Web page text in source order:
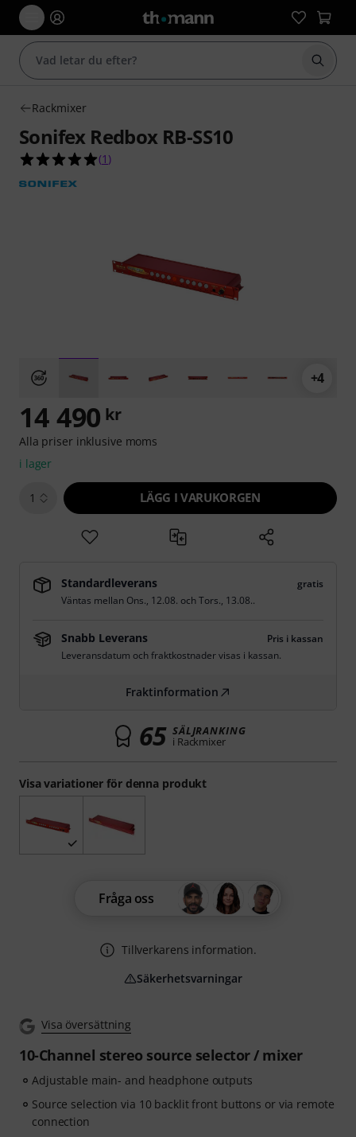
Börja
Rackmixer
Sonifex Redbox RB-SS10
5.0 av 5 stjärnor från 1 kundbetyg
(1 )
+4
Visa översättning
10-Channel stereo source selector / mixer
Adjustable main- and headphone outputs
Source selection via 10 backlit front buttons or via remote
connection
Visa variationer för denna produkt
14 490 kr
Alla priser inklusive moms
i lager
1 LÄGG I VARUKORGEN
Standardleverans
gratis
Väntas mellan Ons., 12.08. ochTors., 13.08..
Snabb Leverans
Pris i kassan
Leveransdatum och fraktkostnader visas i kassan.
Fraktinformation
65 SÄLJRANKING
i Rackmixer
Fråga oss
Tillverkarens information.
Säkerhetsvarningar